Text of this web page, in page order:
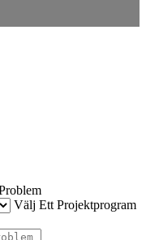
Välj Ett Projektprogram